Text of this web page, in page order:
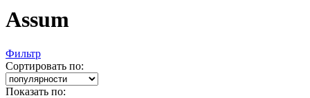
Assum
Фильтр
Сортировать по:
Показать по: